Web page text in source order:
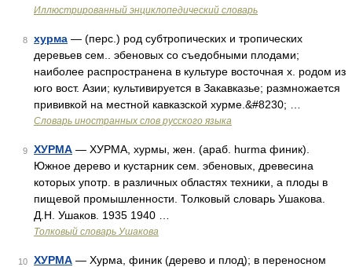
Иллюстрированный энциклопедический словарь
8 хурма — (перс.) род субтропических и тропических
деревьев сем.. эбеновых со съедобными плодами;
наиболее распространена в культуре восточная х. родом из
юго вост. Азии; культивируется в Закавказье; размножается
прививкой на местной кавказской хурме.&#8230; …
Словарь иностранных слов русского языка
9 ХУРМА — ХУРМА, хурмы, жен. (араб. hurma финик).
Южное дерево и кустарник сем. эбеновых, древесина
которых употр. в различных областях техники, а плоды в
пищевой промышленности. Толковый словарь Ушакова.
Д.Н. Ушаков. 1935 1940 …
Толковый словарь Ушакова
10 ХУРМА — Хурма, финик (дерево и плод); в переносном